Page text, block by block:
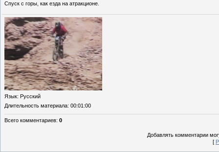
Спуск с горы, как езда на атракционе.
Язык: Русский
Длительность материала: 00:01:00
Всего комментариев: 0
Добавлять комментарии
[